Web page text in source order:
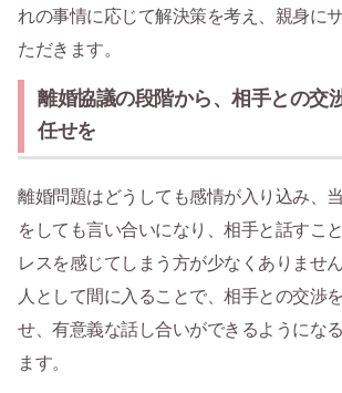
れの事情に応じて解決策を考え、親身に
ただきます。
離婚協議の段階から、相手との交
任せを
離婚問題はどうしても感情が入り込み、
をしても言い合いになり、相手と話すこ
レスを感じてしまう方が少なくありませ
人として間に入ることで、相手との交渉
せ、有意義な話し合いができるようにな
ます。